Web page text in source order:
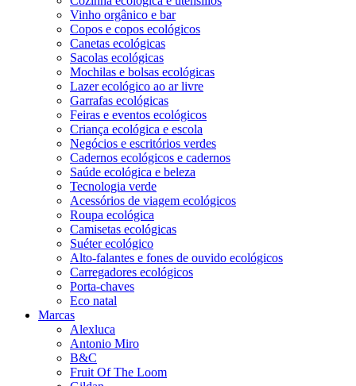
Vinho orgânico e bar
Copos e copos ecológicos
Canetas ecológicas
Sacolas ecológicas
Mochilas e bolsas ecológicas
Lazer ecológico ao ar livre
Garrafas ecológicas
Feiras e eventos ecológicos
Criança ecológica e escola
Negócios e escritórios verdes
Cadernos ecológicos e cadernos
Saúde ecológica e beleza
Tecnologia verde
Acessórios de viagem ecológicos
Roupa ecológica
Camisetas ecológicas
Suéter ecológico
Alto-falantes e fones de ouvido ecológicos
Carregadores ecológicos
Porta-chaves
Eco natal
Marcas
Alexluca
Antonio Miro
B&C
Fruit Of The Loom